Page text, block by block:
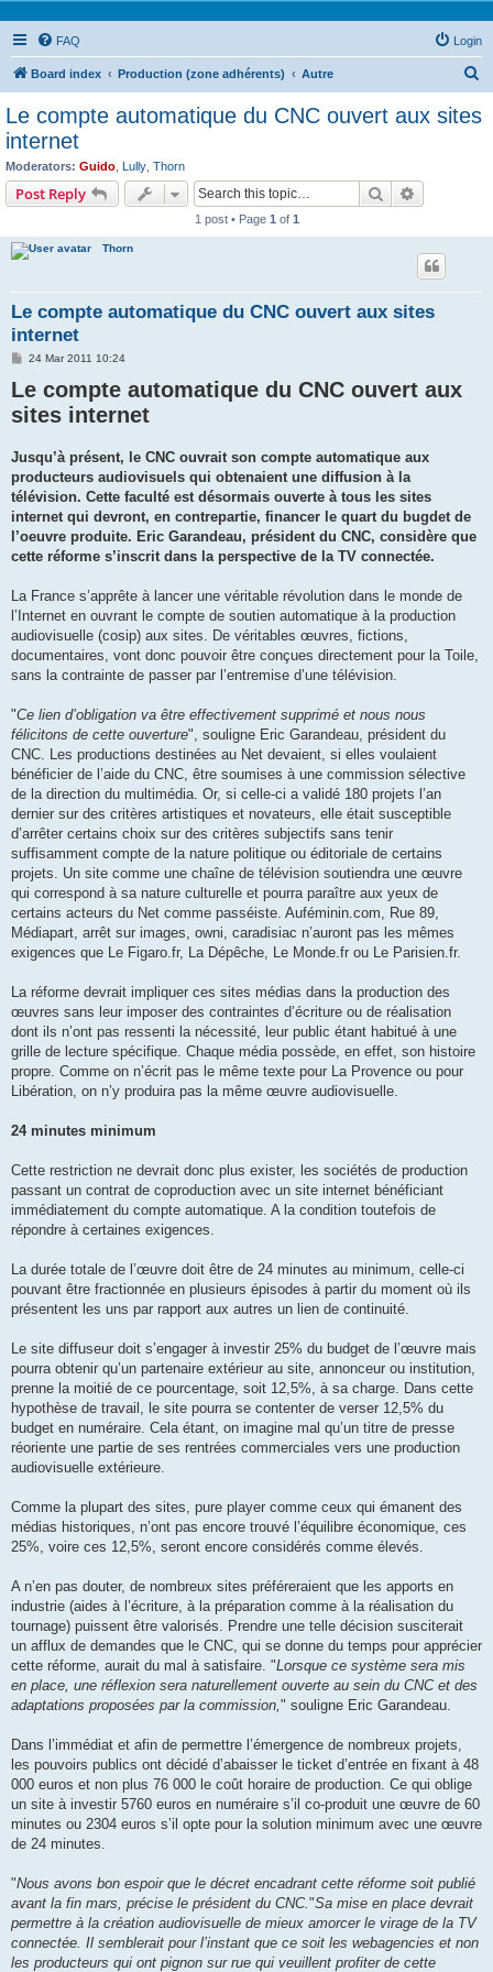
FAQ Login
Board index Production (zone adhérents) Autre
a
Le compte automatique du CNC ouvert aux sites
internet
Moderators: Guido Lully Thorn
Post Reply Search
1 post • Page 1 of 1
Thorn
Le compte automatique du CNC ouvert aux sites
internet
P
s
t
24 Mar 2011 10:24
Le compte automatique du CNC ouvert aux
sites internet
Jusqu’à présent, le CNC ouvrait son compte automatique aux
producteurs audiovisuels qui obtenaient une diffusion à la
télévision. Cette faculté est désormais ouverte à tous les sites
internet qui devront, en contrepartie, financer le quart du bugdet de
l’oeuvre produite. Eric Garandeau, président du CNC, considère que
cette réforme s’inscrit dans la perspective de la TV connectée.
La France s’apprête à lancer une véritable révolution dans le monde de
l’Internet en ouvrant le compte de soutien automatique à la production
audiovisuelle (cosip) aux sites. De véritables œuvres, fictions,
documentaires, vont donc pouvoir être conçues directement pour la Toile,
sans la contrainte de passer par l’entremise d’une télévision.
"Ce lien d’obligation va être effectivement supprimé et nous nous
félicitons de cette ouverture", souligne Eric Garandeau, président du
CNC. Les productions destinées au Net devaient, si elles voulaient
bénéficier de l’aide du CNC, être soumises à une commission sélective
de la direction du multimédia. Or, si celle-ci a validé 180 projets l’an
dernier sur des critères artistiques et novateurs, elle était susceptible
d’arrêter certains choix sur des critères subjectifs sans tenir
suffisamment compte de la nature politique ou éditoriale de certains
projets. Un site comme une chaîne de télévision soutiendra une œuvre
qui correspond à sa nature culturelle et pourra paraître aux yeux de
certains acteurs du Net comme passéiste. Auféminin.com, Rue 89,
Médiapart, arrêt sur images, owni, caradisiac n’auront pas les mêmes
exigences que Le Figaro.fr, La Dépêche, Le Monde.fr ou Le Parisien.fr.
La réforme devrait impliquer ces sites médias dans la production des
œuvres sans leur imposer des contraintes d’écriture ou de réalisation
dont ils n’ont pas ressenti la nécessité, leur public étant habitué à une
grille de lecture spécifique. Chaque média possède, en effet, son histoire
propre. Comme on n’écrit pas le même texte pour La Provence ou pour
Libération, on n’y produira pas la même œuvre audiovisuelle.
24 minutes minimum
Cette restriction ne devrait donc plus exister, les sociétés de production
passant un contrat de coproduction avec un site internet bénéficiant
immédiatement du compte automatique. A la condition toutefois de
répondre à certaines exigences.
La durée totale de l’œuvre doit être de 24 minutes au minimum, celle-ci
pouvant être fractionnée en plusieurs épisodes à partir du moment où ils
présentent les uns par rapport aux autres un lien de continuité.
Le site diffuseur doit s’engager à investir 25% du budget de l’œuvre mais
pourra obtenir qu’un partenaire extérieur au site, annonceur ou institution,
prenne la moitié de ce pourcentage, soit 12,5%, à sa charge. Dans cette
hypothèse de travail, le site pourra se contenter de verser 12,5% du
budget en numéraire. Cela étant, on imagine mal qu’un titre de presse
réoriente une partie de ses rentrées commerciales vers une production
audiovisuelle extérieure.
Comme la plupart des sites, pure player comme ceux qui émanent des
médias historiques, n’ont pas encore trouvé l’équilibre économique, ces
25%, voire ces 12,5%, seront encore considérés comme élevés.
A n’en pas douter, de nombreux sites préféreraient que les apports en
industrie (aides à l’écriture, à la préparation comme à la réalisation du
tournage) puissent être valorisés. Prendre une telle décision susciterait
un afflux de demandes que le CNC, qui se donne du temps pour apprécier
cette réforme, aurait du mal à satisfaire. "Lorsque ce système sera mis
en place, une réflexion sera naturellement ouverte au sein du CNC et des
adaptations proposées par la commission, " souligne Eric Garandeau.
Dans l’immédiat et afin de permettre l’émergence de nombreux projets,
les pouvoirs publics ont décidé d’abaisser le ticket d’entrée en fixant à 48
000 euros et non plus 76 000 le coût horaire de production. Ce qui oblige
un site à investir 5760 euros en numéraire s’il co-produit une œuvre de 60
minutes ou 2304 euros s’il opte pour la solution minimum avec une œuvre
de 24 minutes.
"Nous avons bon espoir que le décret encadrant cette réforme soit publié
avant la fin mars, précise le président du CNC. "Sa mise en place devrait
permettre à la création audiovisuelle de mieux amorcer le virage de la TV
connectée. Il semblerait pour l’instant que ce soit les webagencies et non
les producteurs qui ont pignon sur rue qui veuillent profiter de cette